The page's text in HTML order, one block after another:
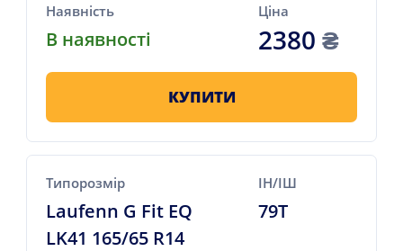
Наявність
В наявності
Ціна
2380₴
КУПИТИ
Типорозмір
Laufenn G Fit EQ
LK41 165/65 R14
ІН/ІШ
79T